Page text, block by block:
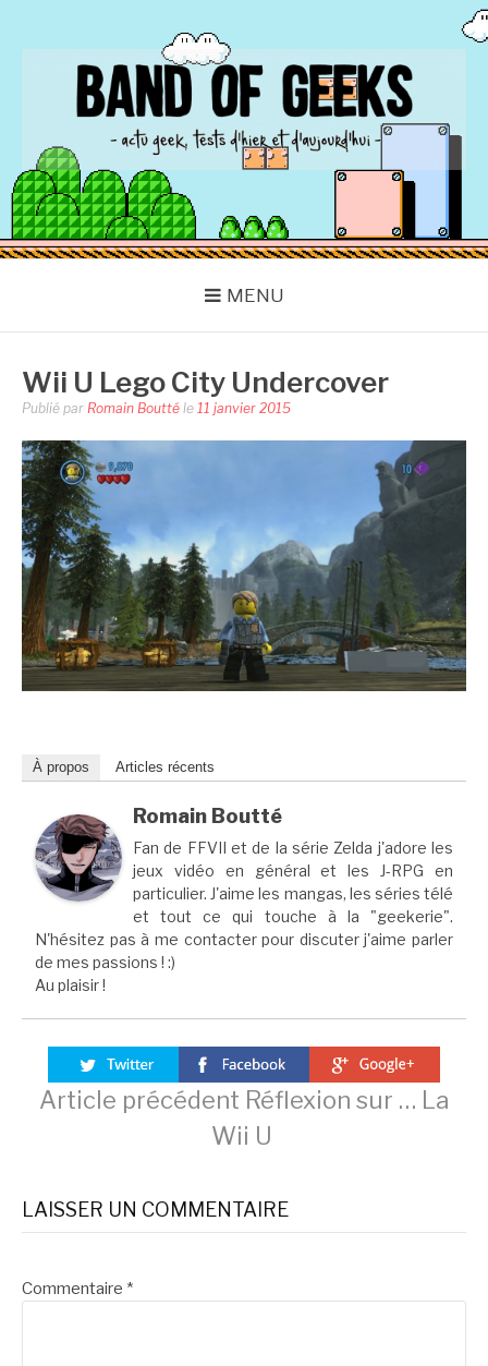
BAND OF GEEKS
Actu Geek d'hier et d'aujourd'hui
MENU
Wii U Lego City Undercover
Publié par Romain Boutté le 11 janvier 2015
À propos Articles récents
Romain Boutté
Fan de FFVII et de la série Zelda j'adore les
jeux vidéo en général et les J-RPG en
particulier. J'aime les mangas, les séries télé
et tout ce qui touche à la "geekerie".
N'hésitez pas à me contacter pour discuter j'aime parler
de mes passions ! :)
Au plaisir !
Lire
la
suite
Article précédent Réflexion sur … La
Wii U
LAISSER UN COMMENTAIRE
Commentaire *